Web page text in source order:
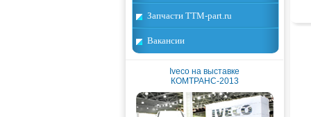
Запчасти TTM-part.ru
Вакансии
Iveco на выставке
КОМТРАНС-2013